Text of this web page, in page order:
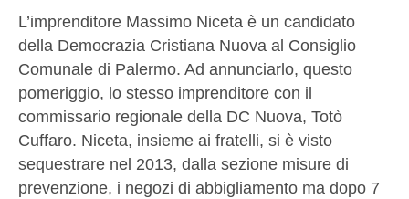
L’imprenditore Massimo Niceta è un candidato
della Democrazia Cristiana Nuova al Consiglio
Comunale di Palermo. Ad annunciarlo, questo
pomeriggio, lo stesso imprenditore con il
commissario regionale della DC Nuova, Totò
Cuffaro. Niceta, insieme ai fratelli, si è visto
sequestrare nel 2013, dalla sezione misure di
prevenzione, i negozi di abbigliamento ma dopo 7